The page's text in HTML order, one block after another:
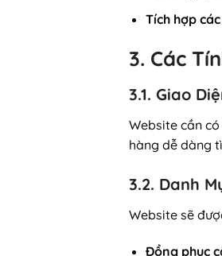
Tích hợp
3. Các
3.1. Giao
Website cần
hàng dễ dàng
3.2. Danh
Website sẽ
Đồng phục